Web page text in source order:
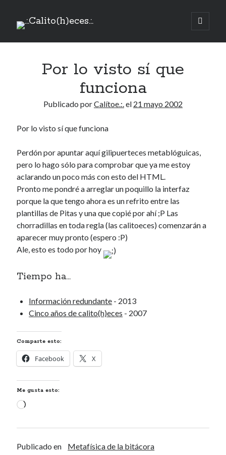
.:.Calito(h)eces.:.
abrir
menú
Barra
Mandi te lo pide
No compres, adopta
Tienen algo que decir:
Calítoe.:.enMI HÁMSTER
RenegibertaguenMI HÁMSTER
Calítoe.:.enMaría Gripe
Calítoe.:.enMaría Gripe
Alea jacta est
Arcoíris de aceite en los
charcos
Poderosa ociosidad
Estado de Facebook
Archivos
Por lo visto sí que
funciona
Publicado porCalítoe.:.el 21 mayo 2002
Por lo visto sí que funciona
Perdón por apuntar aquí gilipuerteces metablóguicas,
pero lo hago sólo para comprobar que ya me estoy
aclarando un poco más con esto del HTML.
Pronto me pondré a arreglar un poquillo la interfaz
porque la que tengo ahora es un refrito entre las
plantillas de Pitas y una que copié por ahí ;P Las
chorradillas en toda regla (las calitoeces) comenzarán a
aparecer muy pronto (espero :P)
Ale, esto es todo por hoy
Tiempo ha...
Información redundante - 2013
Cinco años de calito(h)eces - 2007
Comparte esto:
Facebook X
Me gusta esto:
Cargando...
Publicado en Metafísica de la bitácora